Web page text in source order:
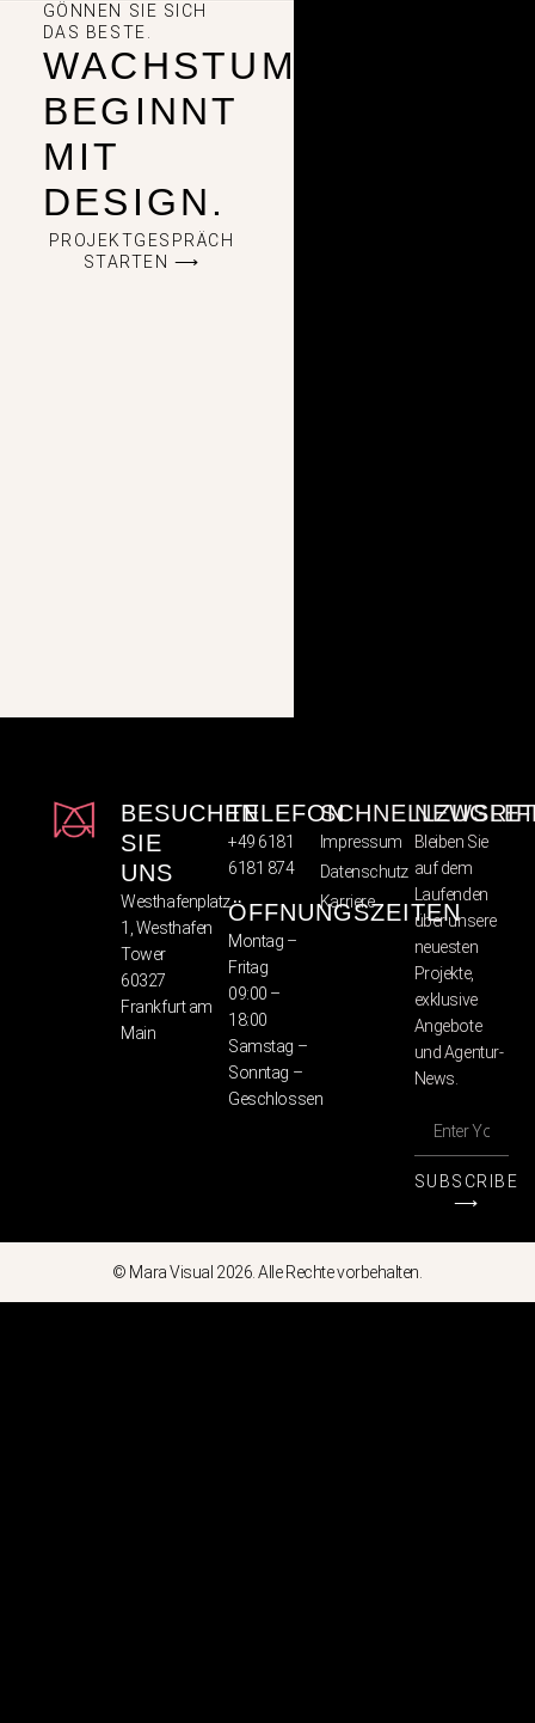
GÖNNEN SIE SICH
DAS BESTE.
WACHSTUM
BEGINNT
MIT
DESIGN.
PROJEKTGESPRÄCH
STARTEN ⟶
BESUCHEN
SIE
UNS
Westhafenplatz
1, Westhafen
Tower
60327
Frankfurt am
Main
TELEFON
+49 6181
6181 874
ÖFFNUNGSZEITEN
Montag –
Fritag
09:00 –
18:00
Samstag –
Sonntag –
Geschlossen
Impressum
Datenschutz
Karriere
Bleiben Sie
auf dem
Laufenden
über unsere
neuesten
Projekte,
exklusive
Angebote
und Agentur-
News.
SUBSCRIBE
⟶
© Mara Visual 2026. Alle Rechte vorbehalten.